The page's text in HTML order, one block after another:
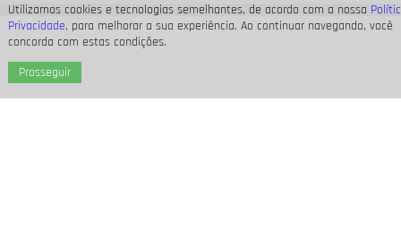
Utilizamos cookies e tecnologias semelhantes, de acordo com a nossa
Privacidade, para melhorar a sua experiência. Ao continuar navegando, você
concorda com estas condições.
Prosseguir